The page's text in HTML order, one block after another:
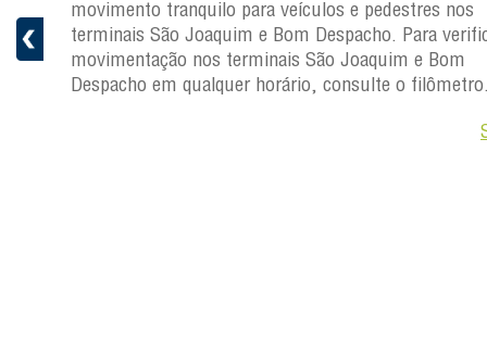
movimento tranquilo para veículos e pedestres nos
terminais São Joaquim e Bom Despacho. Para
movimentação nos terminais São Joaquim e Bom
Despacho em qualquer horário, consulte o